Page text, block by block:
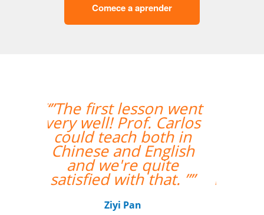
Comece a aprender
“”The class with Ivo
went well. He knows
his stuff and is very
helpful. He replies
quickly outside class
hours as well if I have